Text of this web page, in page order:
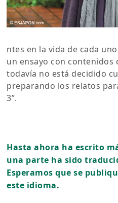
ntes en la vida de cada
un ensayo con contenidos
todavía no está decidido
preparando los relatos
3”.
Hasta ahora ha escrito
una parte ha sido
Esperamos que se
este idioma.